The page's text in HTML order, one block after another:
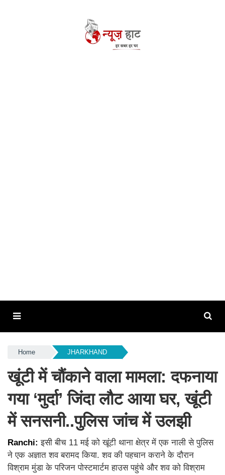
Home JHARKHAND
खूंटी में चौंकाने वाला मामला: दफनाया
गया ‘मुर्दा’ जिंदा लौट आया घर, खूंटी
में सनसनी..पुलिस जांच में उलझी
Ranchi:इसी बीच 11 मई को खूंटी थाना क्षेत्र में एक नाली से पुलिस
ने एक अज्ञात शव बरामद किया. शव की पहचान कराने के दौरान
विश्राम मुंडा के परिजन पोस्टमार्टम हाउस पहुंचे और शव को विश्राम